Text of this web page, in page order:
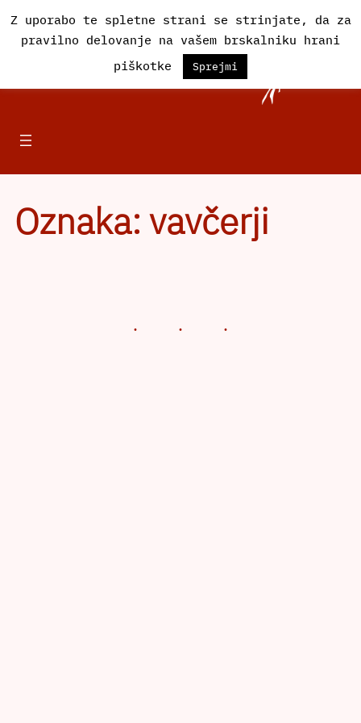
na
vsebino
Oznaka: vavčerji
Z uporabo te spletne strani se strinjate, da za
pravilno delovanje na vašem brskalniku hrani
piškotke
Sprejmi